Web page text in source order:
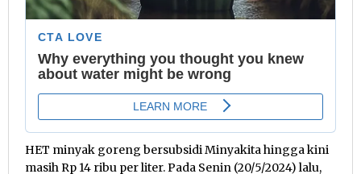
HET minyak goreng bersubsidi Minyakita hingga kini
masih Rp 14 ribu per liter. Pada Senin (20/5/2024) lalu,